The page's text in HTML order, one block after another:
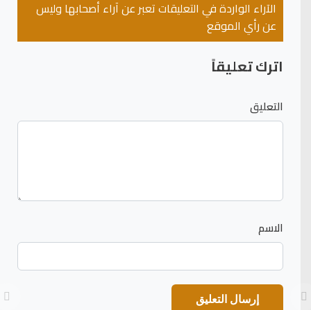
الآراء الواردة في التعليقات تعبر عن آراء أصحابها وليس
عن رأي الموقع
اترك تعليقاً
التعليق
الاسم